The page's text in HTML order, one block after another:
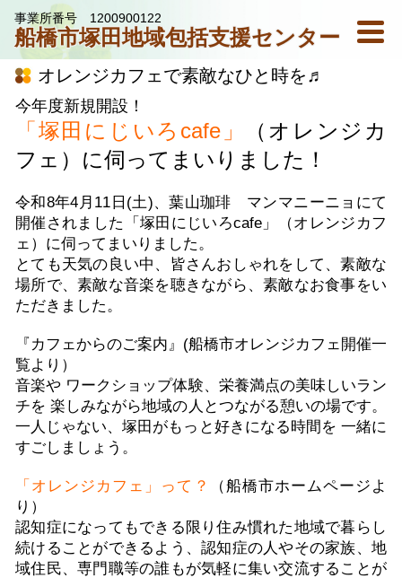
事業所番号 1200900122
船橋市塚田地域包括支援センター
ト
ッ
プ
ペ
ー
ジ
ー
オレンジカフェで素敵なひと時を♬
今年度新規開設！
「塚田にじいろcafe」
（オレンジカ
フェ）に伺ってまいりました！
令和8年4月11日(土)、葉山珈琲 マンマニーニョにて
開催されました「塚田にじいろcafe」（オレンジカフ
ェ）に伺ってまいりました。
とても天気の良い中、皆さんおしゃれをして、素敵な
場所で、素敵な音楽を聴きながら、素敵なお食事をい
ただきました。
『カフェからのご案内』(船橋市オレンジカフェ開催一
覧より）
音楽や ワークショップ体験、栄養満点の美味しいラン
チを 楽しみながら地域の人とつながる憩いの場です。
一人じゃない、塚田がもっと好きになる時間を 一緒に
すごしましょう。
「オレンジカフェ」って？
（船橋市ホームページよ
り）
認知症になってもできる限り住み慣れた地域で暮らし
続けることができるよう、認知症の人やその家族、地
域住民、専門職等の誰もが気軽に集い交流することが